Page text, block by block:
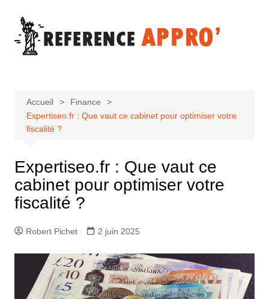
contenu
Accueil
Finance
Expertiseo.fr : Que vaut ce cabinet pour optimiser votre
fiscalité ?
Expertiseo.fr : Que vaut ce
cabinet pour optimiser votre
fiscalité ?
Robert Pichet 2 juin 2025